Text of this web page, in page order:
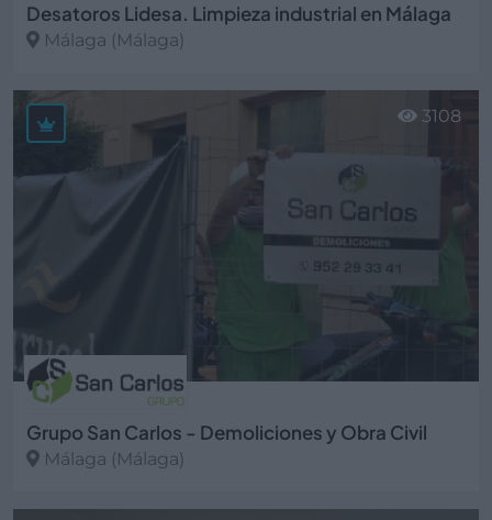
Desatoros Lidesa. Limpieza industrial en Málaga
Málaga (Málaga)
Ver más
Grupo San Carlos - Demoliciones y Obra Civil
Málaga (Málaga)
Ver más
3108